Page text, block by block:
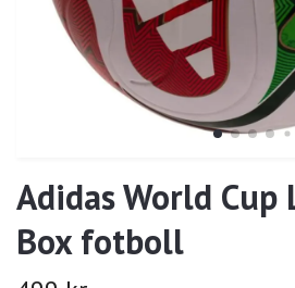
Adidas World Cup
Box fotboll